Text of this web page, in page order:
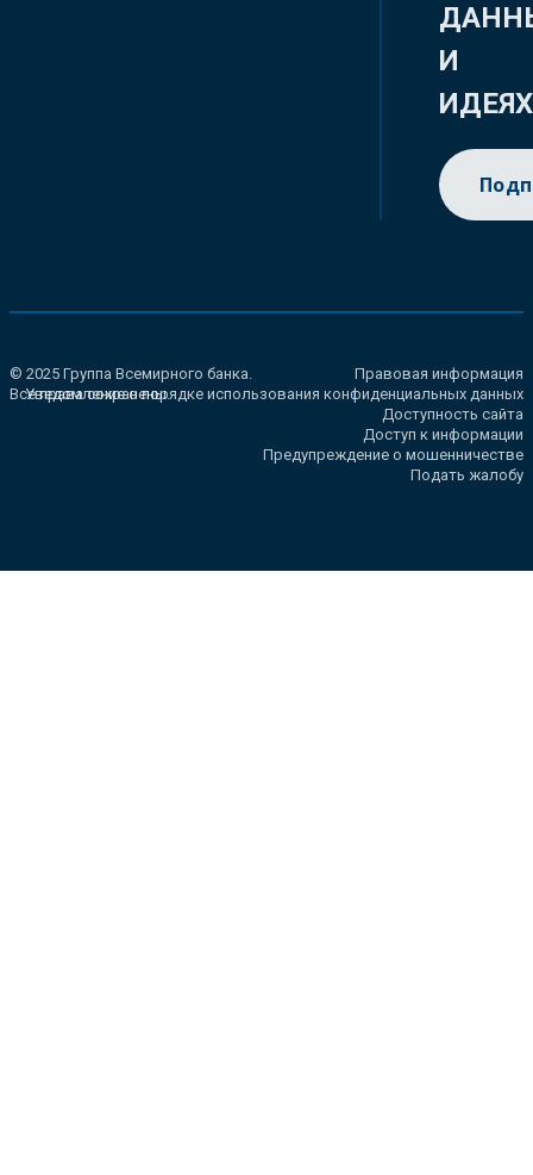
И
ИДЕЯХ
© 2025 Группа Всемирного банка.
Все права сохранены.
Правовая информация
Уведомление о порядке использования конфиденциальных данных
Доступность сайта
Доступ к информации
Предупреждение о мошенничестве
Подать жалобу